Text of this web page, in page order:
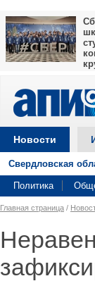
Новости
Свердловская
Политика
Главная страница /